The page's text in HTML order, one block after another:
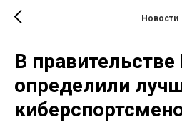
Новости
В
определили